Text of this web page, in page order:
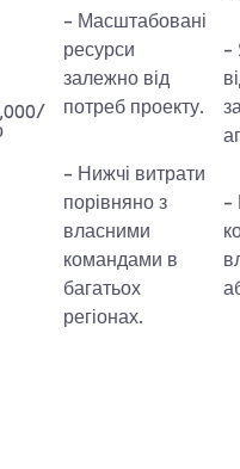
- Масштабовані
ресурси
залежно від
потреб проекту.
- Нижчі витрати
порівняно з
власними
командами в
багатьох
регіонах.
-
-